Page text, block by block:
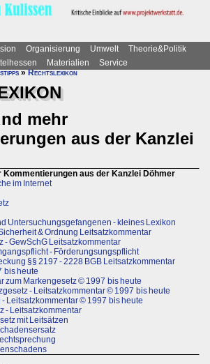
Organisierung Umwelt
Theorie&Politik
Materialien
Service
»Rechtslexikon
mehr
aus der Kanzlei
Kommentierungen aus der Kanzlei Döhmer
im Internet
Untersuchungsgefangenen - kleines Lexikon
& Ordnung Leitsatzkommentar
- GewSchG Leitsatzkommentar
- Förderungsungspflicht
§§ 2197 - 2228 BGB Leitsatzkommentar
bis heute
zum Markengesetz © 1997 bis heute
- Leitsatzkommentar © 1997 bis heute
Leitsatzkommentar © 1997 bis heute
- Leitsatzkommentar
mit Leitsätzen